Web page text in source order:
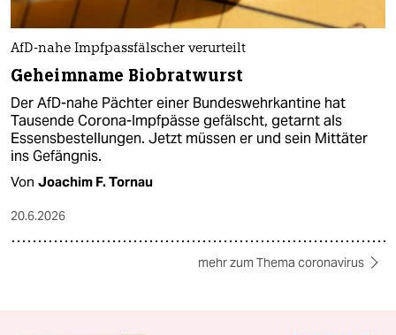
AfD-nahe Impfpassfälscher verurteilt
Geheimname Biobratwurst
Der AfD-nahe Pächter einer Bundeswehrkantine hat
Tausende Corona-Impfpässe gefälscht, getarnt als
Essensbestellungen. Jetzt müssen er und sein Mittäter
ins Gefängnis.
Von Joachim F. Tornau
20.6.2026
mehr zum Thema coronavirus